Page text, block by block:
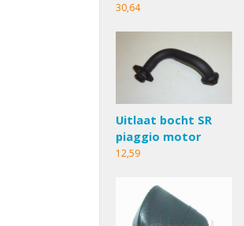
30,64
Uitlaat bocht SR
piaggio motor
12,59